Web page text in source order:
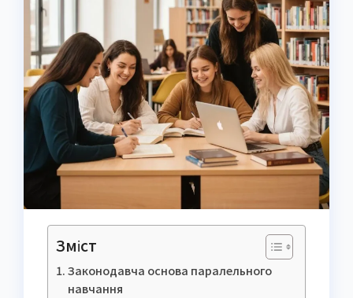
Зміст
Законодавча основа паралельного
навчання